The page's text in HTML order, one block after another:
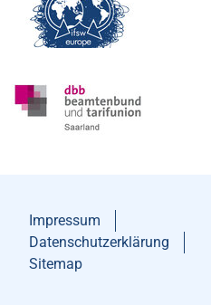
Impressum
Datenschutzerklärung
Sitemap